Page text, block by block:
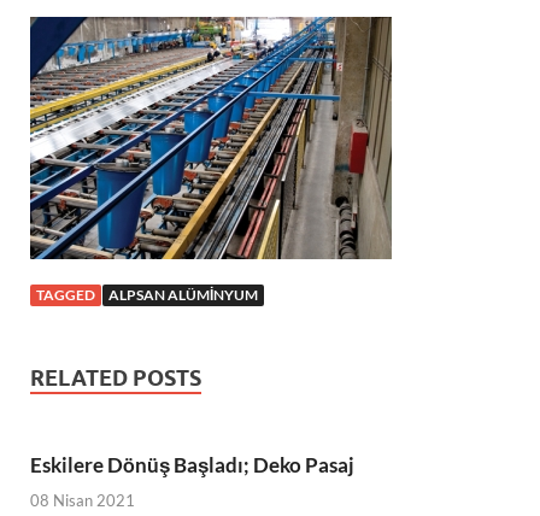
TAGGED ALPSAN ALÜMINYUM
RELATED POSTS
Eskilere Dönüş Başladı; Deko Pasaj
08 Nisan 2021